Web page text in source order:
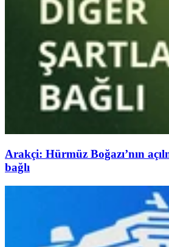
Arakçi: Hürmüz Boğazı’nın
bağlı